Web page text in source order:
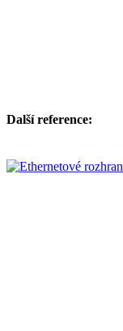
Další reference: